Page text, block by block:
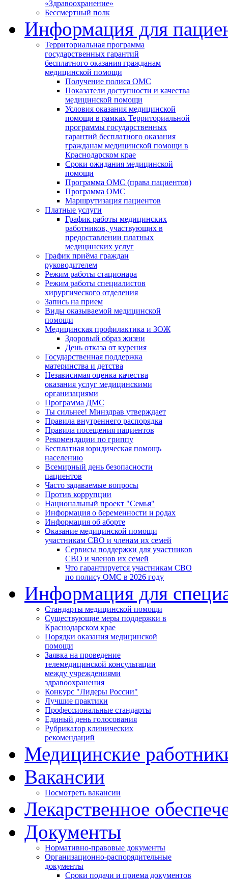
«Здравоохранение»
Бессмертный полк
Информация для
Территориальная программа
государственных гарантий
бесплатного оказания гражданам
медицинской помощи
Получение полиса ОМС
Показатели доступности и качества
медицинской помощи
Условия оказания медицинской
помощи в рамках Территориальной
программы государственных
гарантий бесплатного оказания
гражданам медицинской помощи в
Краснодарском крае
Сроки ожидания медицинской
помощи
Программа ОМС (права пациентов)
Программа ОМС
Маршрутизация пациентов
Платные услуги
График работы медицинских
работников, участвующих в
предоставлении платных
медицинских услуг
График приёма граждан
руководителем
Режим работы стационара
Режим работы специалистов
хирургического отделения
Запись на прием
Виды оказываемой медицинской
помощи
Медицинская профилактика и ЗОЖ
Здоровый образ жизни
День отказа от курения
Государственная поддержка
материнства и детства
Независимая оценка качества
оказания услуг медицинскими
организациями
Программа ДМС
Ты сильнее! Минздрав утверждает
Правила внутреннего распорядка
Правила посещения пациентов
Рекомендации по гриппу
Бесплатная юридическая помощь
населению
Всемирный день безопасности
пациентов
Часто задаваемые вопросы
Против коррупции
Национальный проект "Семья"
Информация о беременности и родах
Информация об аборте
Оказание медицинской помощи
участникам СВО и членам их семей
Сервисы поддержки для участников
СВО и членов их семей
Что гарантируется участникам СВО
по полису ОМС в 2026 году
Информация для
Стандарты медицинской помощи
Существующие меры поддержки в
Краснодарском крае
Порядки оказания медицинской
помощи
Заявка на проведение
телемедицинской консультации
между учреждениями
здравоохранения
Конкурс "Лидеры России"
Лучшие практики
Профессиональные стандарты
Единый день голосования
Рубрикатор клинических
рекомендаций
Медицинские
Вакансии
Посмотреть вакансии
Лекарственное
Документы
Нормативно-правовые документы
Организационно-распорядительные
документы
Сроки подачи и приема документов